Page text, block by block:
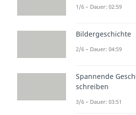
Und dannhat
Stoppschild
konnte gar
Vorfahrt
das den
gegeben haben.
1/6 – Dauer: 02:59
Bildergeschichte
2/6 – Dauer: 04:59
Spannende
schreiben
3/6 – Dauer: 03:51